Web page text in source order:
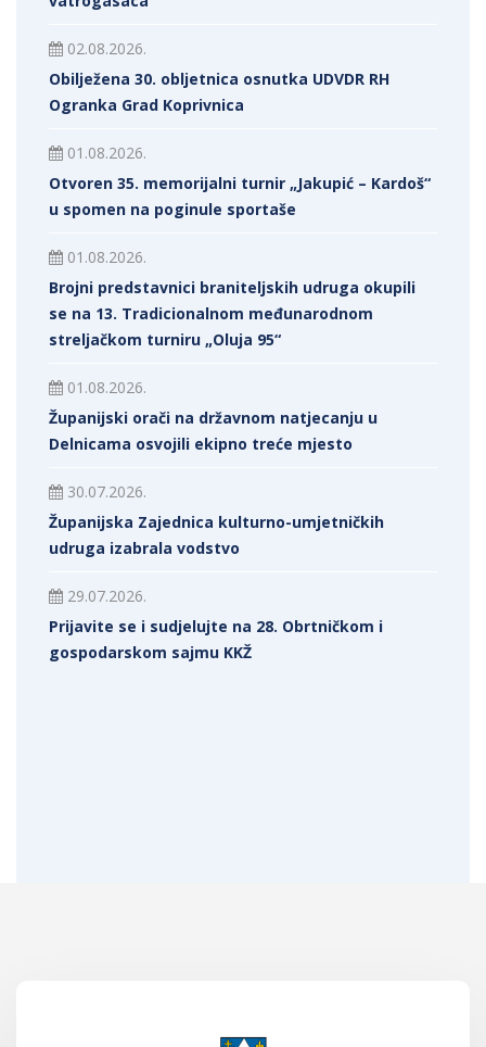
02.08.2026.
Obilježena 30. obljetnica osnutka UDVDR RH
Ogranka Grad Koprivnica
01.08.2026.
Otvoren 35. memorijalni turnir „Jakupić – Kardoš“
u spomen na poginule sportaše
01.08.2026.
Brojni predstavnici braniteljskih udruga okupili
se na 13. Tradicionalnom međunarodnom
streljačkom turniru „Oluja 95“
01.08.2026.
Županijski orači na državnom natjecanju u
Delnicama osvojili ekipno treće mjesto
30.07.2026.
Županijska Zajednica kulturno-umjetničkih
udruga izabrala vodstvo
29.07.2026.
Prijavite se i sudjelujte na 28. Obrtničkom i
gospodarskom sajmu KKŽ